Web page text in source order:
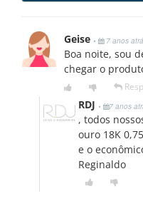
Geise • 7 anos
Boa noite, sou
chegar o
RDJ • 7 anos
, todos
ouro 18K
e o
Reginaldo